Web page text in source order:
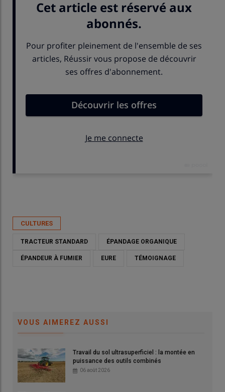
CULTURES
TRACTEUR STANDARD ÉPANDAGE ORGANIQUE
ÉPANDEUR À FUMIER EURE TÉMOIGNAGE
VOUS AIMEREZ AUSSI
Travail du sol ultrasuperficiel : la montée en
puissance des outils combinés
06 août 2026